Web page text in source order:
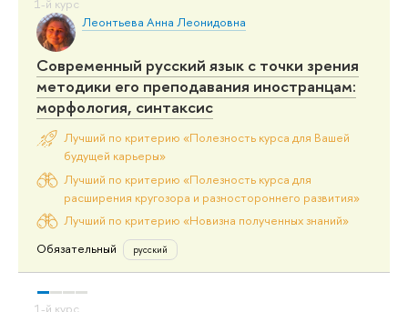
Леонтьева Анна Леонидовна
Современный русский язык с точки зрения
методики его преподавания иностранцам:
морфология, синтаксис
Лучший по критерию «Полезность курса для Вашей
будущей карьеры»
Лучший по критерию «Полезность курса для
расширения кругозора и разностороннего развития»
Лучший по критерию «Новизна полученных знаний»
Обязательный
русский